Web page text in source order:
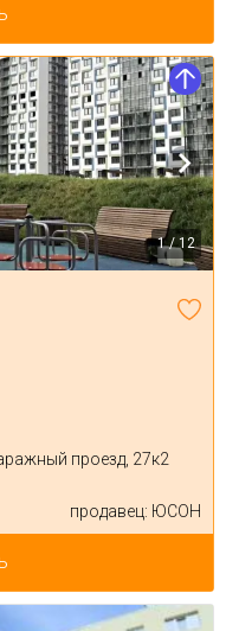
1 / 12
проезд, 27к2
продавец: ЮСОН